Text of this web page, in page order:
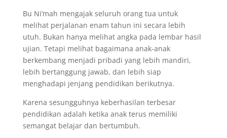
Bu Ni’mah mengajak seluruh orang tua untuk
melihat perjalanan enam tahun ini secara lebih
utuh. Bukan hanya melihat angka pada lembar hasil
ujian. Tetapi melihat bagaimana anak-anak
berkembang menjadi pribadi yang lebih mandiri,
lebih bertanggung jawab, dan lebih siap
menghadapi jenjang pendidikan berikutnya.
Karena sesungguhnya keberhasilan terbesar
pendidikan adalah ketika anak terus memiliki
semangat belajar dan bertumbuh.